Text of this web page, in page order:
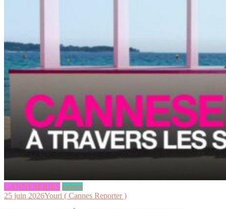
CANNESERIES videos
25 juin 2026Youri ( Cannes Reporter )